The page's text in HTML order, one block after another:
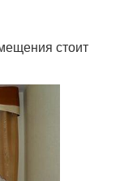
стоит